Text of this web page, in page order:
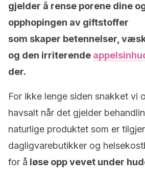
gjelder å rense porene dine
opphopingen av giftstoffer
som skaper betennelser,
og den irriterende
der.
For ikke lenge siden snakket vi
havsalt når det gjelder
naturlige produktet som er
dagligvarebutikker og
for å løse opp vevet under